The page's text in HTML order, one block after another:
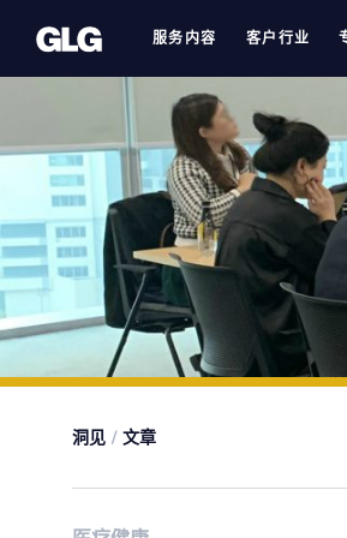
content
服务内容 客户行业
洞见 / 文章